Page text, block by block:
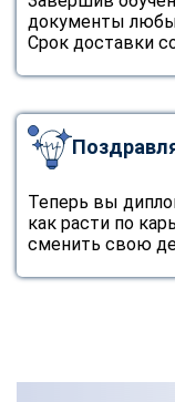
документы
Срок доставки
Теперь вы
как расти по
сменить свою